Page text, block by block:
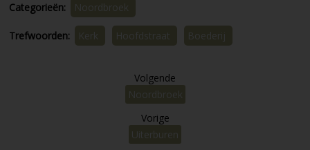
Categorieën: Noordbroek
Trefwoorden: Kerk Hoofdstraat Boederij
Volgende
Noordbroek
Vorige
Uiterburen